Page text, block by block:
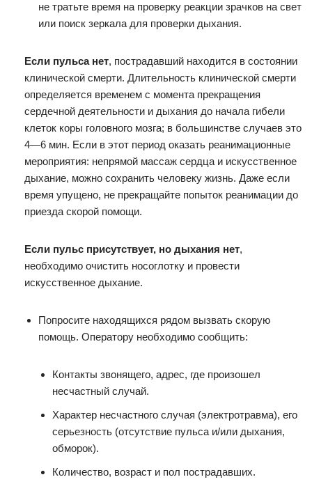
не тратьте время на проверку реакции зрачков на свет
или поиск зеркала для проверки дыхания.
Если пульса нет, пострадавший находится в состоянии
клинической смерти. Длительность клинической смерти
определяется временем с момента прекращения
сердечной деятельности и дыхания до начала гибели
клеток коры головного мозга; в большинстве случаев это
4—6 мин. Если в этот период оказать реанимационные
мероприятия: непрямой массаж сердца и искусственное
дыхание, можно сохранить человеку жизнь. Даже если
время упущено, не прекращайте попыток реанимации до
приезда скорой помощи.
Если пульс присутствует, но дыхания нет,
необходимо очистить носоглотку и провести
искусственное дыхание.
Попросите находящихся рядом вызвать скорую
помощь. Оператору необходимо сообщить:
Контакты звонящего, адрес, где произошел
несчастный случай.
Характер несчастного случая (электротравма), его
серьезность (отсутствие пульса и/или дыхания,
обморок).
Количество, возраст и пол пострадавших.